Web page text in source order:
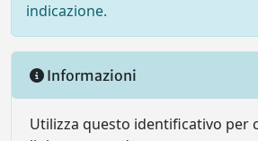
indicazione.
Informazioni
Utilizza questo identificativo per